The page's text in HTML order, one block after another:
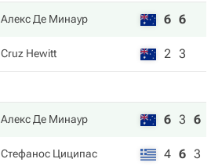
Алекс Де Минаур 6 6
Cruz Hewitt 2 3
Алекс Де Минаур 6 3 6
Стефанос Циципас 4 6 3